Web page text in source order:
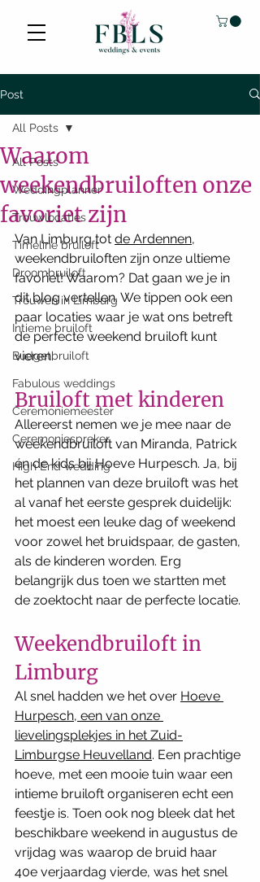
Post
All Posts
Weddingplanner
Trouwlocaties
Timeline bruiloft
Droombruiloft
Trouwen in Limburg
Intieme bruiloft
Budgetbruiloft
Fabulous weddings
Ceremoniemeester
Ceremoniespreker
High End wedding
All Posts
Waarom
weekendbruiloften onze
favoriet zijn
Van Limburg tot de Ardennen,
weekendbruiloften zijn onze ultieme
favoriet! Waarom? Dat gaan we je in
dit blog vertellen. We tippen ook een
paar locaties waar je wat ons betreft
de perfecte weekend bruiloft kunt
vieren.
Bruiloft met kinderen
Allereerst nemen we je mee naar de
weekendbruiloft van Miranda, Patrick
én de kids bij Hoeve Hurpesch. Ja, bij
het plannen van deze bruiloft was het
al vanaf het eerste gesprek duidelijk:
het moest een leuke dag of weekend
voor zowel het bruidspaar, de gasten,
als de kinderen worden. Erg
belangrijk dus toen we startten met
de zoektocht naar de perfecte locatie.
Weekendbruiloft in
Limburg
Al snel hadden we het over Hoeve
Hurpesch, een van onze
lievelingsplekjes in het Zuid-
Limburgse Heuvelland. Een prachtige
hoeve, met een mooie tuin waar een
intieme bruiloft organiseren echt een
feestje is. Toen ook nog bleek dat het
beschikbare weekend in augustus de
vrijdag was waarop de bruid haar
40e verjaardag vierde, was het snel